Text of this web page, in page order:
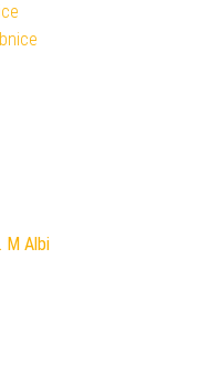
M Albi
1 199 Kč.
299 Kč.